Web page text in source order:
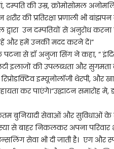
दम्पति की उम्र, क्रोमोसोमल
की प्रतिरक्षा प्रणाली भी
द्वारा उन दम्पतियों से अनुरोध
और हमें उनकी मदद करने दें।”
पटना से डॉ अनुजा सिंग ने कहा, ”
इलाजों की उपलब्धता और सुगमता
इम्यूनोलॉजी थेरपी, और
कर पाएंगे।”उद्घाटन समारोह
बुनियादी सेवाओं और सुविधाओं के
से बाहर निकलकर अपना
सेवा भी दी जाती है। एग और